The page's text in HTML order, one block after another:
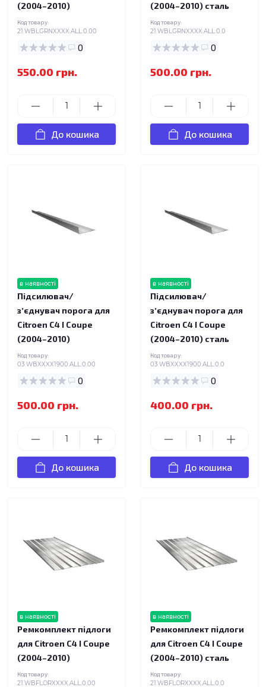
(2004–2010)
Код товару:
21.WBLGRNXXXX.ALL.0.00
0
550.00 грн.
До кошика
(2004–2010) сталь
Код товару:
21.WBLGRNXXXX.ALL.0.0
0
500.00 грн.
До кошика
в наявності
Підсилювач/
зʼєднувач порога для
Citroen C4 I Coupe
(2004–2010)
Код товару:
03.WBXXXX1900.ALL.0.00
0
500.00 грн.
До кошика
в наявності
Підсилювач/
зʼєднувач порога для
Citroen C4 I Coupe
(2004–2010) сталь
Код товару:
03.WBXXXX1900.ALL.0.0
0
400.00 грн.
До кошика
в наявності
Ремкомплект підлоги
для Citroen C4 I Coupe
(2004–2010)
Код товару:
21.WBFLORXXXX.ALL.0.00
в наявності
Ремкомплект підлоги
для Citroen C4 I Coupe
(2004–2010) сталь
Код товару:
21.WBFLORXXXX.ALL.0.0